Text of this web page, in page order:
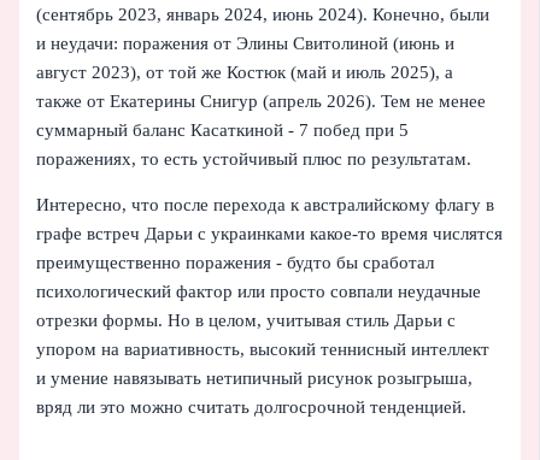
(сентябрь 2023, январь 2024, июнь 2024). Конечно, были
и неудачи: поражения от Элины Свитолиной (июнь и
август 2023), от той же Костюк (май и июль 2025), а
также от Екатерины Снигур (апрель 2026). Тем не менее
суммарный баланс Касаткиной - 7 побед при 5
поражениях, то есть устойчивый плюс по результатам.
Интересно, что после перехода к австралийскому флагу в
графе встреч Дарьи с украинками какое-то время числятся
преимущественно поражения - будто бы сработал
психологический фактор или просто совпали неудачные
отрезки формы. Но в целом, учитывая стиль Дарьи с
упором на вариативность, высокий теннисный интеллект
и умение навязывать нетипичный рисунок розыгрыша,
вряд ли это можно считать долгосрочной тенденцией.